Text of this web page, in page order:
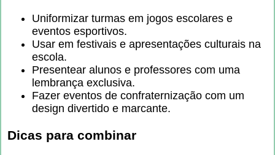
Uniformizar turmas em jogos escolares e
eventos esportivos.
Usar em festivais e apresentações culturais na
escola.
Presentear alunos e professores com uma
lembrança exclusiva.
Fazer eventos de confraternização com um
design divertido e marcante.
Dicas para combinar